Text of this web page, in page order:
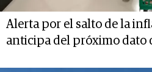
Alerta por el salto de la
anticipa del próximo dato